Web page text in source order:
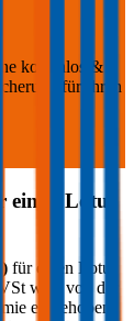
kostenlos &
für Ihren
einen Lotus
für einen Lotus
wird von der
eingehoben